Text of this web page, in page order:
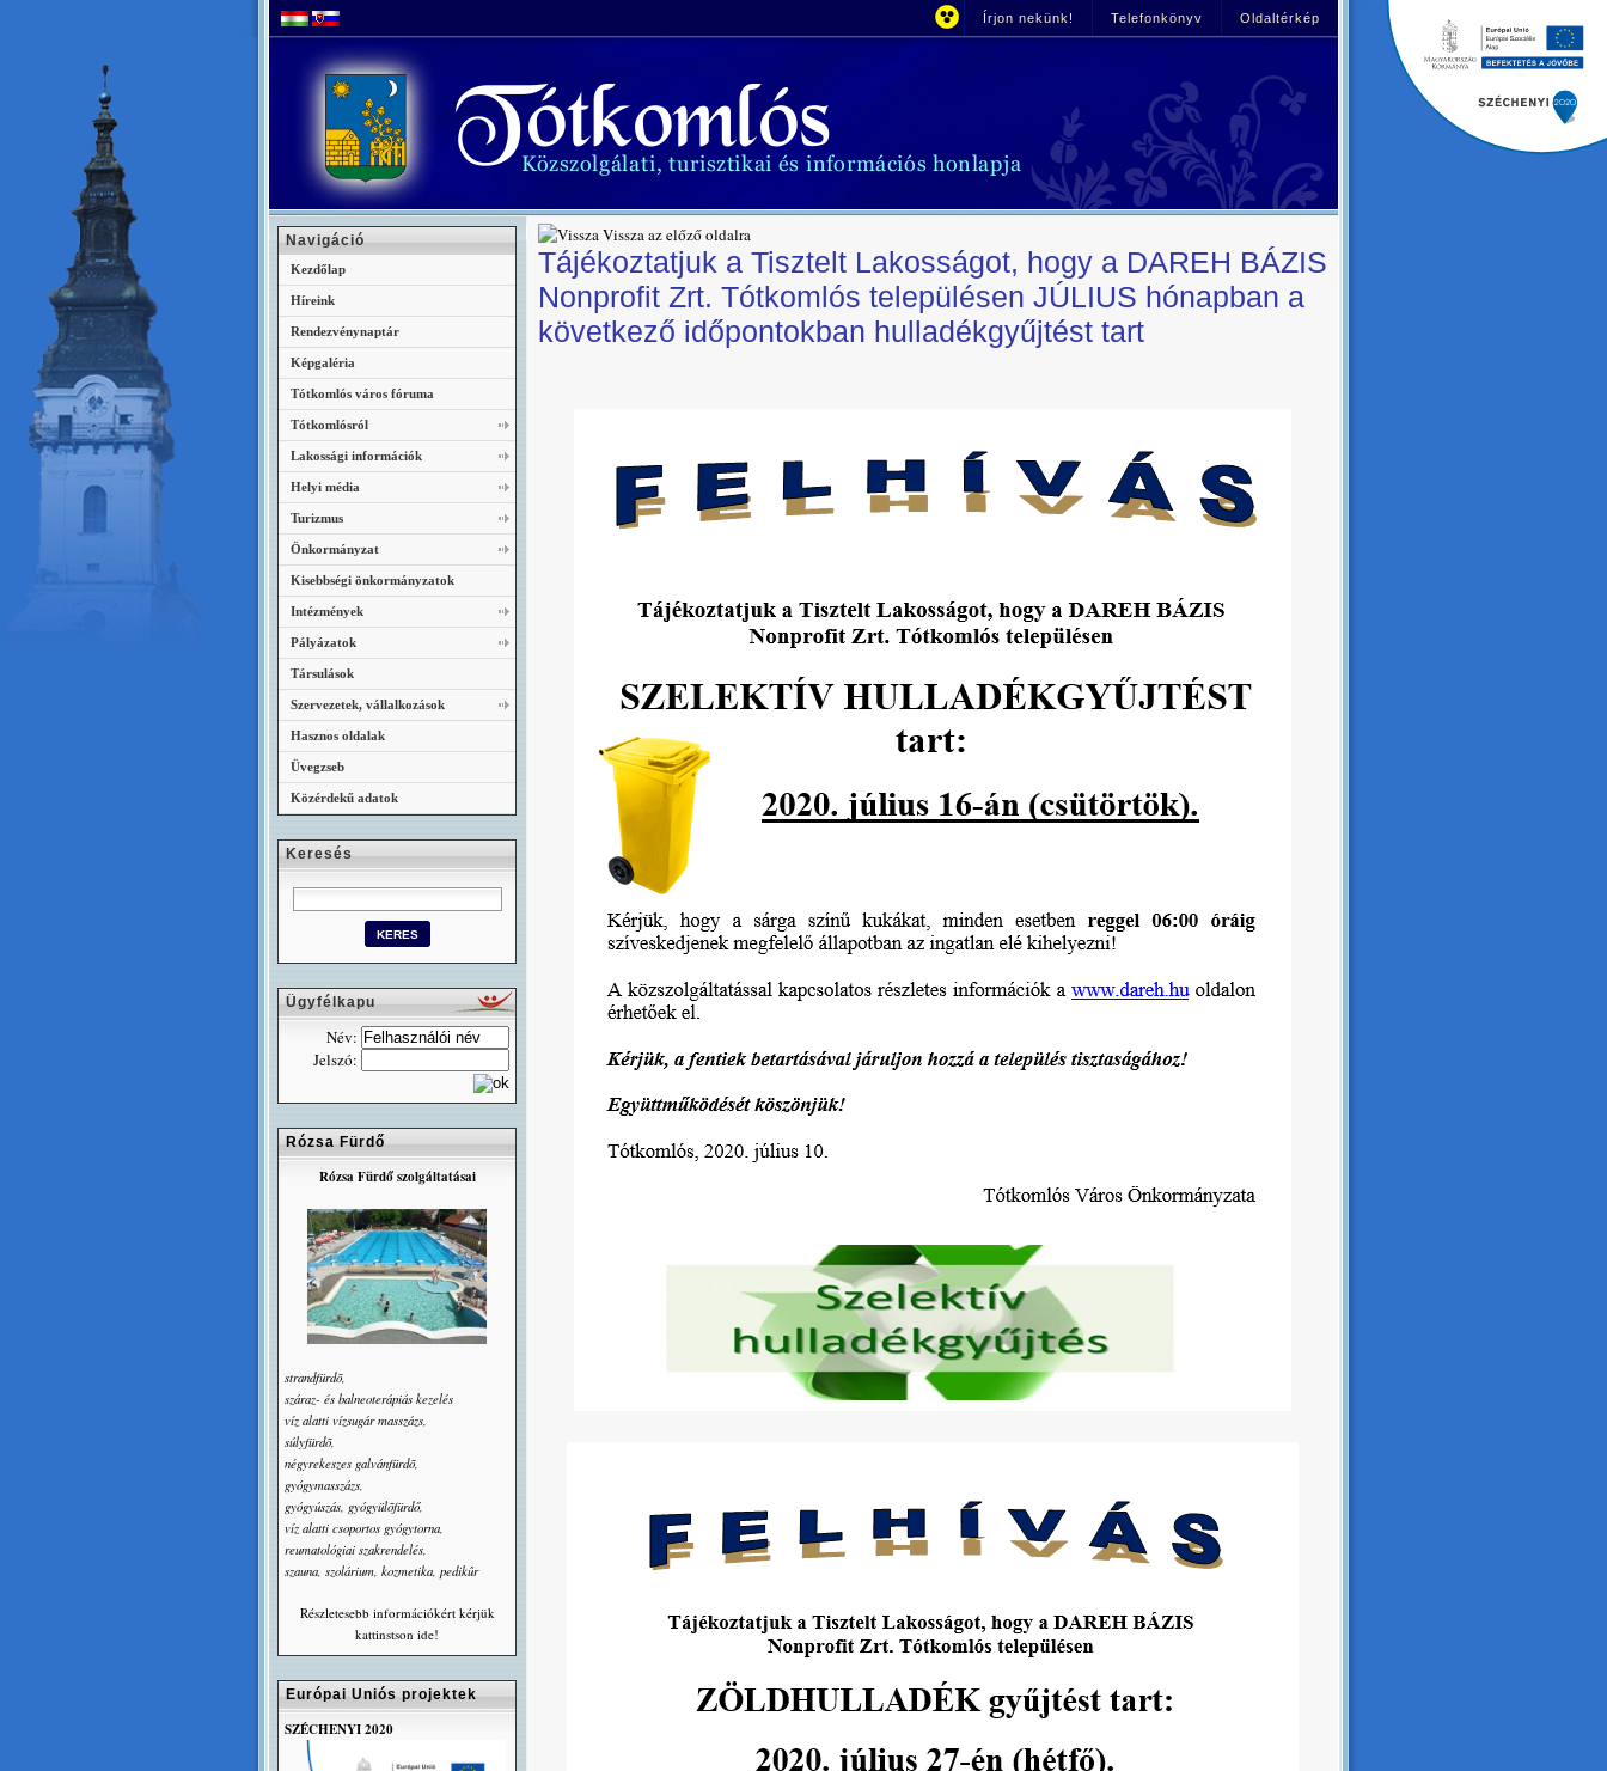
Írjon nekünk! Telefonkönyv Oldaltérkép
Vissza az előző oldalra
Tájékoztatjuk a Tisztelt Lakosságot, hogy a DAREH BÁZIS
Nonprofit Zrt. Tótkomlós településen JÚLIUS hónapban a
következő időpontokban hulladékgyűjtést tart
Navigáció
Kezdőlap
Híreink
Rendezvénynaptár
Képgaléria
Tótkomlós város fóruma
Tótkomlósról
Lakossági információk
Helyi média
Turizmus
Önkormányzat
Kisebbségi önkormányzatok
Intézmények
Pályázatok
Társulások
Szervezetek, vállalkozások
Hasznos oldalak
Üvegzseb
Közérdekű adatok
Keresés
Ügyfélkapu
Név:
Jelszó:
Rózsa Fürdő
Rózsa Fürdő szolgáltatásai
strandfürdõ,
száraz- és balneoterápiás kezelés
víz alatti vízsugár masszázs,
súlyfürdõ,
négyrekeszes galvánfürdõ,
gyógymasszázs,
gyógyúszás, gyógyülõfürdő,
víz alatti csoportos gyógytorna,
reumatológiai szakrendelés,
szauna, szolárium, kozmetika, pedikûr
Részletesebb információkért kérjük
kattinstson ide!
Európai Uniós projektek
SZÉCHENYI 2020